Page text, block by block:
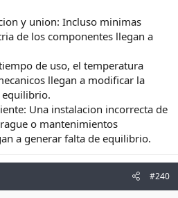
y union: Incluso minimas
de los componentes llegan a
de uso, el temperatura
llegan a modificar la
equilibrio.
Una instalacion incorrecta de
o mantenimientos
a generar falta de equilibrio.
#240